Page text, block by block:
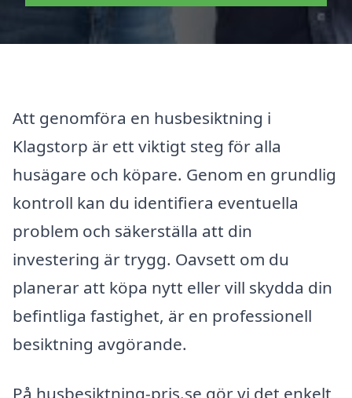
Att genomföra en husbesiktning i
Klagstorp är ett viktigt steg för alla
husägare och köpare. Genom en grundlig
kontroll kan du identifiera eventuella
problem och säkerställa att din
investering är trygg. Oavsett om du
planerar att köpa nytt eller vill skydda din
befintliga fastighet, är en professionell
besiktning avgörande.